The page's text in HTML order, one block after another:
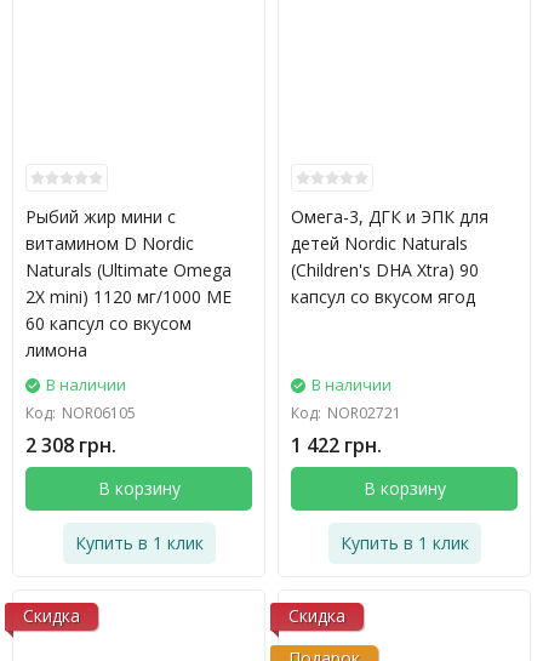
Рыбий жир мини с
витамином D Nordic
Naturals (Ultimate Omega
2X mini) 1120 мг/1000 МЕ
60 капсул со вкусом
лимона
В наличии
Код: NOR06105
2 308 грн.
В корзину
Купить в 1 клик
Омега-3, ДГК и ЭПК для
детей Nordic Naturals
(Children's DHA Xtra) 90
капсул со вкусом ягод
В наличии
Код: NOR02721
1 422 грн.
В корзину
Купить в 1 клик
Скидка
Скидка